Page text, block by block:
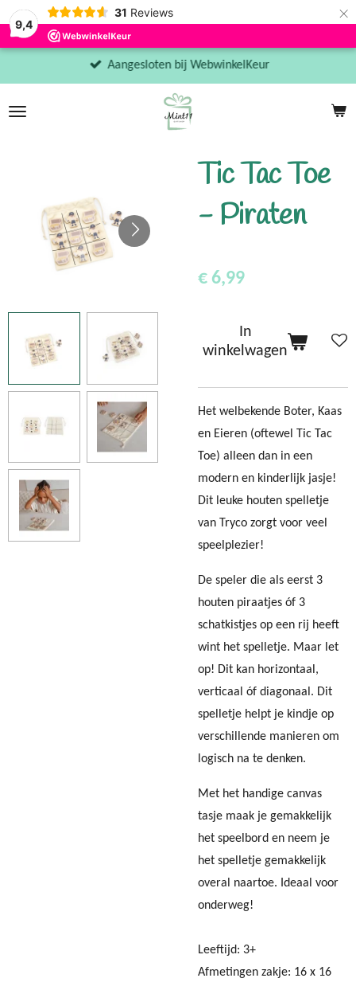
9,4
31 Reviews ×
Aangesloten bij WebwinkelKeur
Tic Tac Toe
- Piraten
€ 6,99
In
winkelwagen
Het welbekende Boter, Kaas
en Eieren (oftewel Tic Tac
Toe) alleen dan in een
modern en kinderlijk jasje!
Dit leuke houten spelletje
van Tryco zorgt voor veel
speelplezier!
De speler die als eerst 3
houten piraatjes óf 3
schatkistjes op een rij heeft
wint het spelletje. Maar let
op! Dit kan horizontaal,
verticaal óf diagonaal. Dit
spelletje helpt je kindje op
verschillende manieren om
logisch na te denken.
Met het handige canvas
tasje maak je gemakkelijk
het speelbord en neem je
het spelletje gemakkelijk
overal naartoe. Ideaal voor
onderweg!
Leeftijd: 3+
Afmetingen zakje: 16 x 16